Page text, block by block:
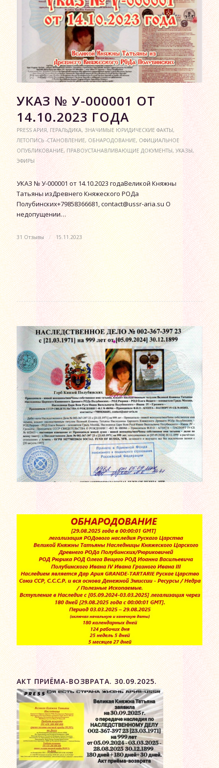
УКАЗ № У-000001 ОТ
14.10.2023 ГОДА
PRESS АРИЯ, ГЕРАЛЬДИКА,ЗНАЧИМЫЕ ЮРИДИЧЕСКИЕ ФАКТЫ,
ЛЕТОПИСЬ -СТАНОВЛЕНИЕ,ОБНАРОДОВАНИЕ,ОФИЦИАЛЬНОЕ
ОПУБЛИКОВАНИЕ,ПРАВОУСТАНАВЛИВАЮЩИЕ ДОКУМЕНТЫ,УКАЗЫ,
ЭФИРЫ
УКАЗ № У-000001 от 14.10.2023 годаВеликой Княжны
Татьяны изДревнего Княжеского РОДа
Полубинских+79858366681, contact@ussr-aria.su О
недопущении…
31 Отзывы / 15.11.2023
АКТ ПРИЁМА-ВОЗВРАТА. 30.09.2025.